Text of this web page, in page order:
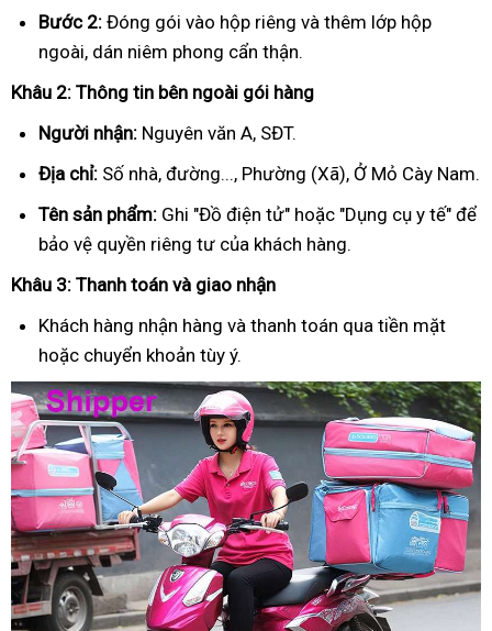
Bước 2: Đóng gói vào hộp riêng và thêm lớp hộp
ngoài, dán niêm phong cẩn thận.
Khâu 2: Thông tin bên ngoài gói hàng
Người nhận: Nguyên văn A, SĐT.
Địa chỉ: Số nhà, đường..., Phường (Xã), Ở Mỏ Cày Nam.
Tên sản phẩm: Ghi "Đồ điện tử" hoặc "Dụng cụ y tế" để
bảo vệ quyền riêng tư của khách hàng.
Khâu 3: Thanh toán và giao nhận
Khách hàng nhận hàng và thanh toán qua tiền mặt
hoặc chuyển khoản tùy ý.